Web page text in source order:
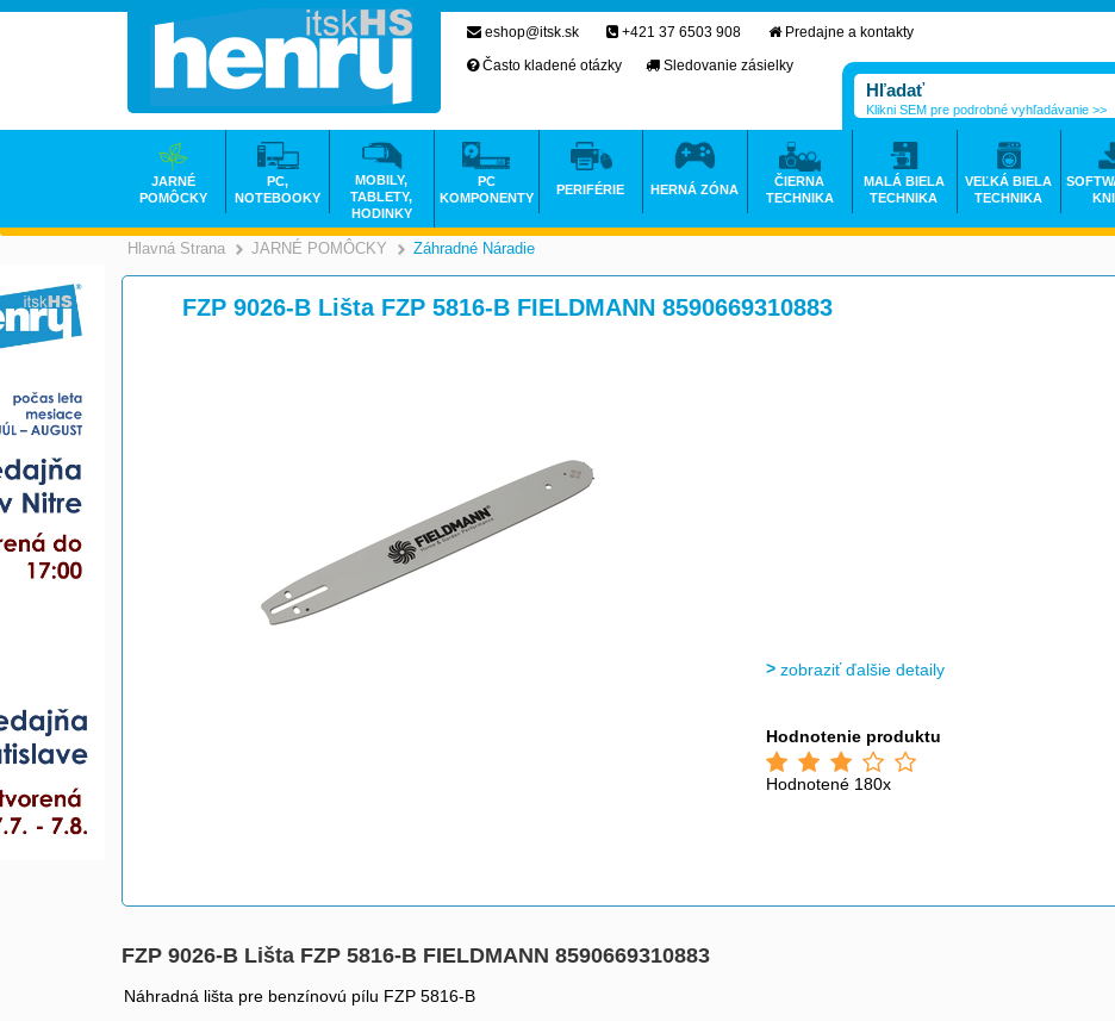
Hlavná Strana >
JARNÉ POMÔCKY >
Záhradné Náradie
FZP 9026-B Lišta FZP 5816-B FIELDMANN 8590669310883
zobraziť ďalšie detaily
Hodnotenie produktu
Hodnotené 180x
FZP 9026-B Lišta FZP 5816-B FIELDMANN 8590669310883
Náhradná lišta pre benzínovú pílu FZP 5816-B
eshop@itsk.sk +421 37 6503 908
Predajne a kontakty
Často kladené otázky
Sledovanie zásielky
Klikni SEM pre podrobné vyhľadávanie >>
JARNÉ
POMÔCKY
PC,
NOTEBOOKY
MOBILY,
TABLETY,
HODINKY
PC
KOMPONENTY
PERIFÉRIE HERNÁ ZÓNA
ČIERNA
TECHNIKA
MALÁ BIELA
TECHNIKA
VEĽKÁ BIELA
TECHNIKA